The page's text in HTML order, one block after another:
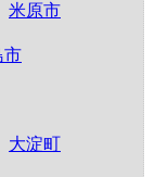
米原市
市
大淀町